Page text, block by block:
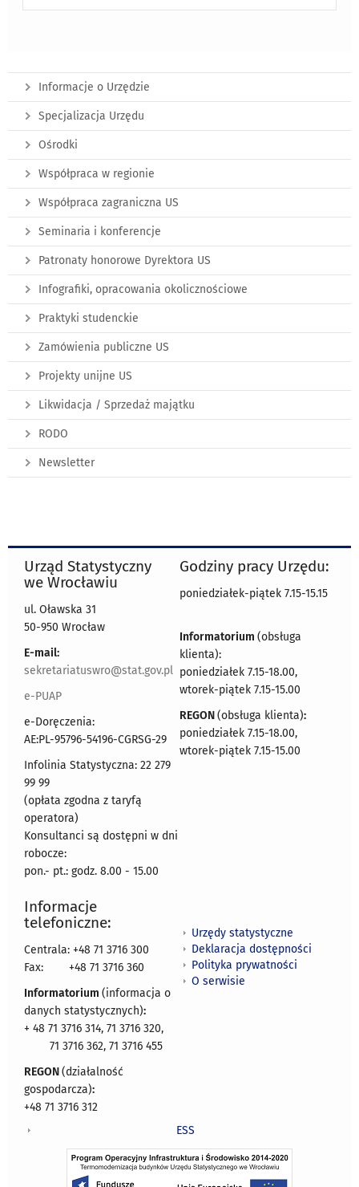
Informacje o Urzędzie
Specjalizacja Urzędu
Ośrodki
Współpraca w regionie
Współpraca zagraniczna US
Seminaria i konferencje
Patronaty honorowe Dyrektora US
Infografiki, opracowania okolicznościowe
Praktyki studenckie
Zamówienia publiczne US
Projekty unijne US
Likwidacja / Sprzedaż majątku
RODO
Newsletter
Urząd Statystyczny
we Wrocławiu
ul. Oławska 31
50-950 Wrocław
E-mail:
sekretariatuswro@stat.gov.pl
e-PUAP
e-Doręczenia:
AE:PL-95796-54196-CGRSG-29
Infolinia Statystyczna: 22 279
99 99
(opłata zgodna z taryfą
operatora)
Konsultanci są dostępni w dni
robocze:
pon.- pt.: godz. 8.00 - 15.00
Godziny pracy Urzędu:
poniedziałek-piątek 7.15-15.15
Informatorium (obsługa
klienta):
poniedziałek 7.15-18.00,
wtorek-piątek 7.15-15.00
REGON(obsługa klienta):
poniedziałek 7.15-18.00,
wtorek-piątek 7.15-15.00
Informacje
telefoniczne:
Centrala: +48 71 3716 300
Fax:
+48 71 3716 360
Informatorium (informacja o
danych statystycznych):
+ 48 71 3716 314, 71 3716 320,
71 3716 362, 71 3716 455
REGON(działalność
gospodarcza):
+48 71 3716 312
Urzędy statystyczne
Deklaracja dostępności
Polityka prywatności
O serwisie
ESS